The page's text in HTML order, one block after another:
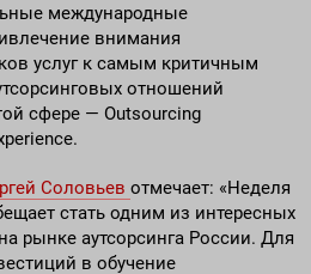
международные
внимания
услуг к самым критичным
отношений
сфере — Outsourcing
Соловьев отмечает: «Неделя
стать одним из интересных
рынке аутсорсинга России. Для
в обучение